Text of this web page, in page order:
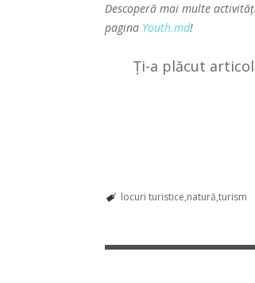
Descoperă mai multe
pagina Youth.md!
Ți-a plăcut
locuri turistice natură turism